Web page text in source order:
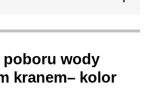
wody
kranem– kolor